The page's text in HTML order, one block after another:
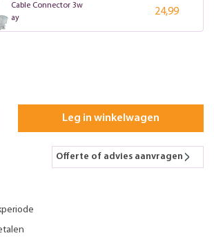
Cable Connector 3w
ay
24,99
Leg in winkelwagen
Offerte of advies aanvragen